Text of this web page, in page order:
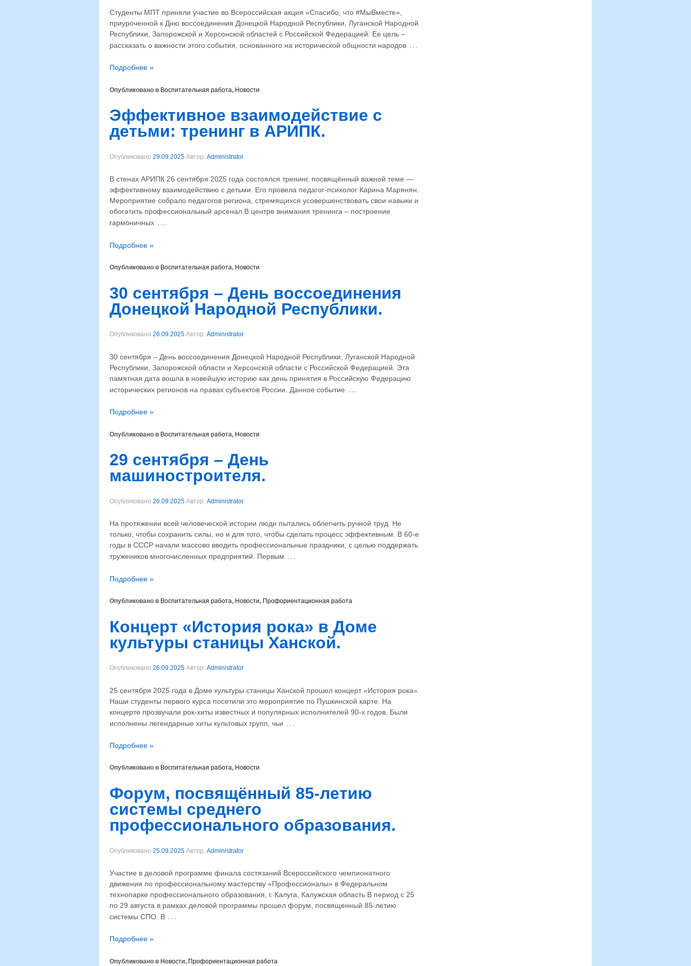
Студенты МПТ приняли участие во Всероссийская акция «Спасибо, что #МыВместе»,
приуроченной к Дню воссоединения Донецкой Народной Республики, Луганской Народной
Республики, Запорожской и Херсонской областей с Российской Федерацией. Ее цель –
рассказать о важности этого события, основанного на исторической общности народов …
Подробнее »
Опубликовано в Воспитательная работа, Новости
Эффективное взаимодействие с
детьми: тренинг в АРИПК.
Опубликовано 29.09.2025 Автор: Administrator
В стенах АРИПК 26 сентября 2025 года состоялся тренинг, посвящённый важной теме —
эффективному взаимодействию с детьми. Его провела педагог-психолог Карина Марянян.
Мероприятие собрало педагогов региона, стремящихся усовершенствовать свои навыки и
обогатить профессиональный арсенал.⁣В центре внимания тренинга – построение
гармоничных …
Подробнее »
Опубликовано в Воспитательная работа, Новости
30 сентября – День воссоединения
Донецкой Народной Республики.
Опубликовано 26.09.2025 Автор: Administrator
30 сентября – День воссоединения Донецкой Народной Республики, Луганской Народной
Республики, Запорожской области и Херсонской области с Российской Федерацией. Эта
памятная дата вошла в новейшую историю как день принятия в Российскую Федерацию
исторических регионов на правах субъектов России. Данное событие …
Подробнее »
Опубликовано в Воспитательная работа, Новости
29 сентября – День
машиностроителя.
Опубликовано 26.09.2025 Автор: Administrator
На протяжении всей человеческой истории люди пытались облегчить ручной труд. Не
только, чтобы сохранить силы, но и для того, чтобы сделать процесс эффективным. В 60-е
годы в СССР начали массово вводить профессиональные праздники, с целью поддержать
тружеников многочисленных предприятий. Первым …
Подробнее »
Опубликовано в Воспитательная работа, Новости, Профориентационная работа
Концерт «История рока» в Доме
культуры станицы Ханской.
Опубликовано 26.09.2025 Автор: Administrator
25 сентября 2025 года в Доме культуры станицы Ханской прошел концерт «История рока».
Наши студенты первого курса посетили это мероприятие по Пушкинской карте. На
концерте прозвучали рок-хиты известных и популярных исполнителей 90-х годов. Были
исполнены легендарные хиты культовых групп, чьи …
Подробнее »
Опубликовано в Воспитательная работа, Новости
Форум, посвящённый 85-летию
системы среднего
профессионального образования.
Опубликовано 25.09.2025 Автор: Administrator
Участие в деловой программе финала состязаний Всероссийского чемпионатного
движения по профессиональному мастерству «Профессионалы» в Федеральном
технопарке профессионального образования, г. Калуга, Калужская область В период с 25
по 29 августа в рамках деловой программы прошел форум, посвященный 85-летию
системы СПО. В …
Подробнее »
Опубликовано в Новости, Профориентационная работа